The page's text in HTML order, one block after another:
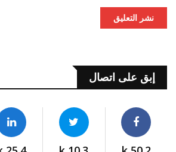
نشر التعليق
إبق على اتصال